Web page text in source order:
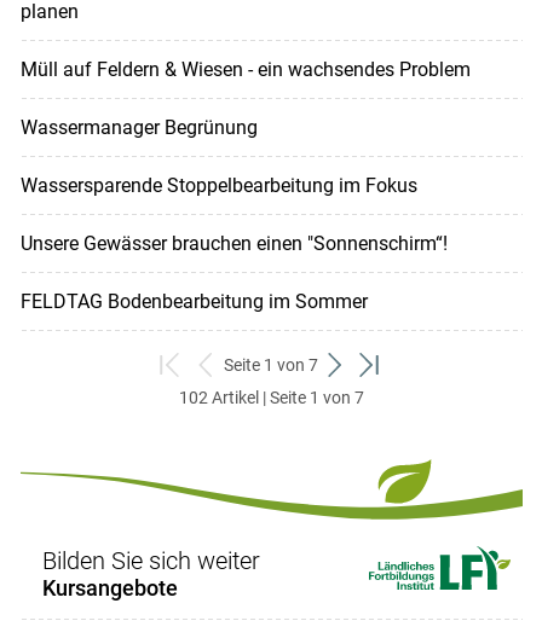
planen
Müll auf Feldern & Wiesen - ein wachsendes Problem
Wassermanager Begrünung
Wassersparende Stoppelbearbeitung im Fokus
Unsere Gewässer brauchen einen "Sonnenschirm“!
FELDTAG Bodenbearbeitung im Sommer
zum
ersten
zurück
zum
Seite 1 von 7
weiter
zum
zum
102 Artikel | Seite 1 von 7
Bilden Sie sich weiter
Kursangebote